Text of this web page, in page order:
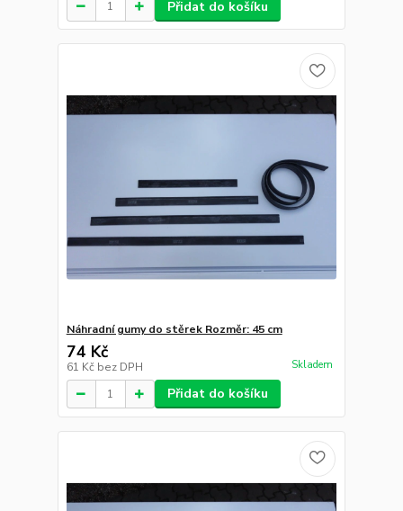
Přidat do košíku
Náhradní gumy do stěrek Rozměr: 45 cm
74 Kč
61 Kč bez DPH Skladem
Přidat do košíku